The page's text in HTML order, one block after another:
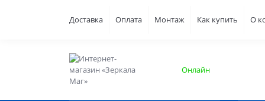
Доставка Оплата Монтаж Как купить О
Онлайн